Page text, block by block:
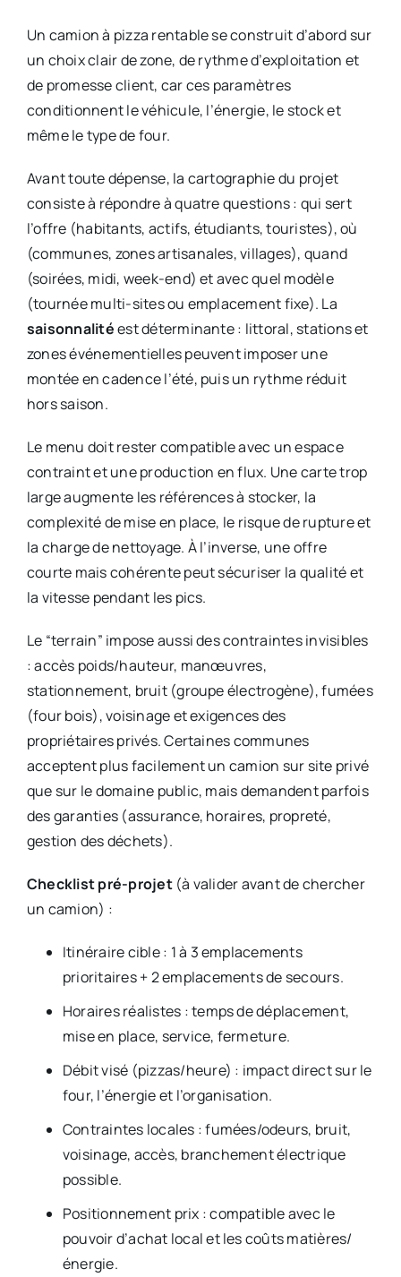
Un camion à pizza rentable se construit d’abord sur
un choix clair de zone, de rythme d’exploitation et
de promesse client, car ces paramètres
conditionnent le véhicule, l’énergie, le stock et
même le type de four.
Avant toute dépense, la cartographie du projet
consiste à répondre à quatre questions : qui sert
l’offre (habitants, actifs, étudiants, touristes), où
(communes, zones artisanales, villages), quand
(soirées, midi, week-end) et avec quel modèle
(tournée multi-sites ou emplacement fixe). La
saisonnalitéest déterminante : littoral, stations et
zones événementielles peuvent imposer une
montée en cadence l’été, puis un rythme réduit
hors saison.
Le menu doit rester compatible avec un espace
contraint et une production en flux. Une carte trop
large augmente les références à stocker, la
complexité de mise en place, le risque de rupture et
la charge de nettoyage. À l’inverse, une offre
courte mais cohérente peut sécuriser la qualité et
la vitesse pendant les pics.
Le “terrain” impose aussi des contraintes invisibles
: accès poids/hauteur, manœuvres,
stationnement, bruit (groupe électrogène), fumées
(four bois), voisinage et exigences des
propriétaires privés. Certaines communes
acceptent plus facilement un camion sur site privé
que sur le domaine public, mais demandent parfois
des garanties (assurance, horaires, propreté,
gestion des déchets).
Checklist pré-projet(à valider avant de chercher
un camion) :
Itinéraire cible : 1 à 3 emplacements
prioritaires + 2 emplacements de secours.
Horaires réalistes : temps de déplacement,
mise en place, service, fermeture.
Débit visé (pizzas/heure) : impact direct sur le
four, l’énergie et l’organisation.
Contraintes locales : fumées/odeurs, bruit,
voisinage, accès, branchement électrique
possible.
Positionnement prix : compatible avec le
pouvoir d’achat local et les coûts matières/
énergie.